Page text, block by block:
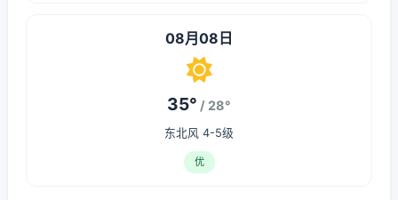
08月08日
35° / 28°
东北风 4-5级
优